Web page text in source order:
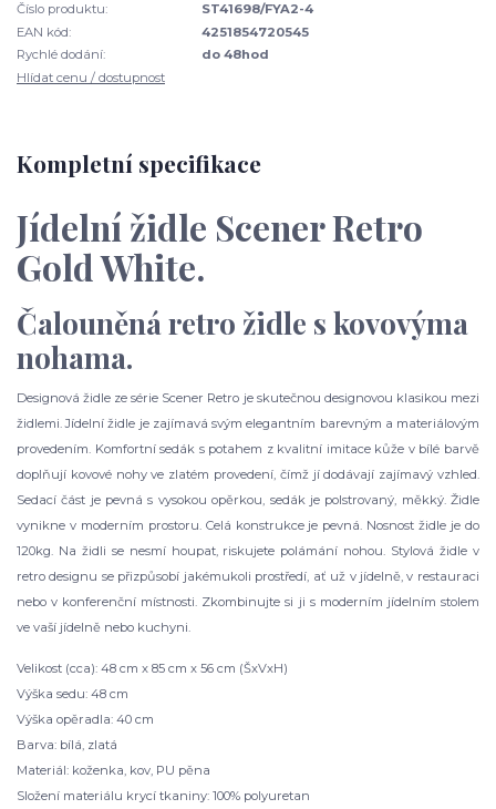
Číslo produktu:
ST41698/FYA2-4
EAN kód:
4251854720545
Rychlé dodání:
do 48hod
Hlídat cenu / dostupnost
Kompletní specifikace
Jídelní židle Scener Retro
Gold White.
Čalouněná retro židle s kovovýma
nohama.
Designová židle ze série Scener Retro je skutečnou designovou klasikou mezi
židlemi. Jídelní židle je zajímavá svým elegantním barevným a materiálovým
provedením. Komfortní sedák s potahem z kvalitní imitace kůže v bílé barvě
doplňují kovové nohy ve zlatém provedení, čímž jí dodávají zajímavý vzhled.
Sedací část je pevná s vysokou opěrkou, sedák je polstrovaný, měkký. Židle
vynikne v moderním prostoru. Celá konstrukce je pevná. Nosnost židle je do
120kg. Na židli se nesmí houpat, riskujete polámání nohou. Stylová židle v
retro designu se přizpůsobí jakémukoli prostředí, ať už v jídelně, v restauraci
nebo v konferenční místnosti. Zkombinujte si ji s moderním jídelním stolem
ve vaší jídelně nebo kuchyni.
Velikost (cca): 48 cm x 85 cm x 56 cm (ŠxVxH)
Výška sedu: 48 cm
Výška opěradla: 40 cm
Barva: bílá, zlatá
Materiál: koženka, kov, PU pěna
Složení materiálu krycí tkaniny: 100% polyuretan